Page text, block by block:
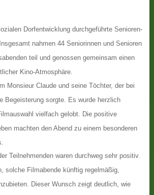
Dorfentwicklung durchgeführte Senioren-
nahmen 44 Seniorinnen und Senioren
teil und genossen gemeinsam einen
Kino-Atmosphäre.
Monsieur Claude und seine Töchter, der bei
Begeisterung sorgte. Es wurde herzlich
vielfach gelobt. Die positive
machten den Abend zu einem besonderen
Teilnehmenden waren durchweg sehr positiv.
solche Filmabende künftig regelmäßig,
Dieser Wunsch zeigt deutlich, wie